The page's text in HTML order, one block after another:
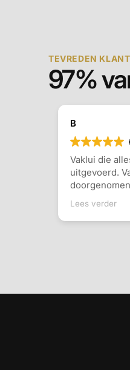
TEVREDEN
97%
B
Vaklui die
uitgevoerd.
al onze
afgesproken
hebben
Lees verder